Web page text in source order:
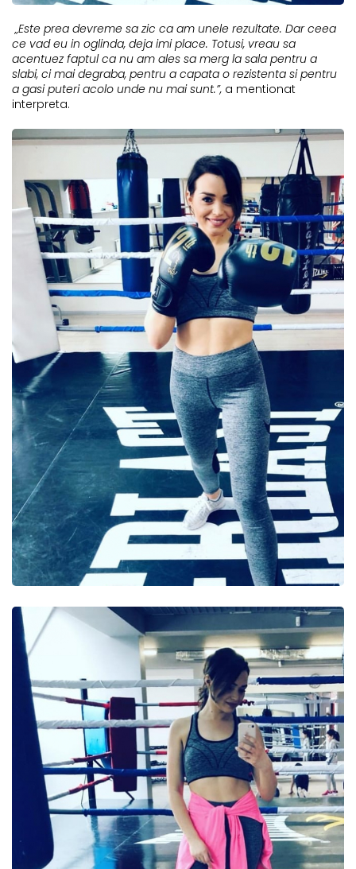
„Este prea devreme sa zic ca am unele rezultate. Dar ceea
ce vad eu in oglinda, deja imi place. Totusi, vreau sa
acentuez faptul ca nu am ales sa merg la sala pentru a
slabi, ci mai degraba, pentru a capata o rezistenta si pentru
a gasi puteri acolo unde nu mai sunt.”, a mentionat
interpreta.